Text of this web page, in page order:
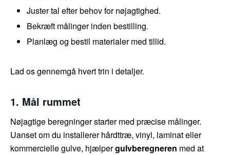
Juster tal efter behov for nøjagtighed.
Bekræft målinger inden bestilling.
Planlæg og bestil materialer med tillid.
Lad os gennemgå hvert trin i detaljer.
1. Mål rummet
Nøjagtige beregninger starter med præcise målinger.
Uanset om du installerer hårdttræ, vinyl, laminat eller
kommercielle gulve, hjælpergulvberegneren med at